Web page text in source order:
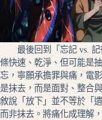
最後回到「忘記 vs. 記
條快速、乾淨、但可能是
忘，寧願承擔罪與痛，電
是抹去，而是面對、整合
敘說「放下」並不等於「
而非抹去。將痛化成理解